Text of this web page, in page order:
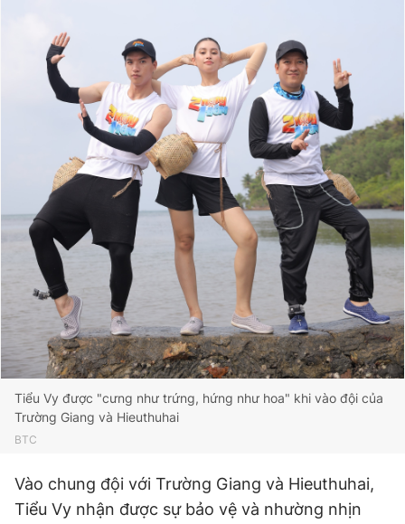
Tiểu Vy được "cưng như trứng, hứng như hoa" khi vào đội của
Trường Giang và Hieuthuhai
BTC
Vào chung đội với Trường Giang và Hieuthuhai,
Tiểu Vy nhận được sự bảo vệ và nhường nhịn